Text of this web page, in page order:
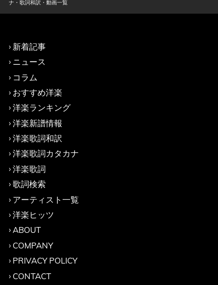
ナ・歌詞和訳・動画一覧
新着記事
ニュース
コラム
おすすめ洋楽
洋楽ランキング
洋楽新譜情報
洋楽歌詞和訳
洋楽歌詞カタカナ
洋楽歌詞
歌詞検索
アーティスト一覧
洋楽ヒッツ
ABOUT
COMPANY
PRIVACY POLICY
CONTACT